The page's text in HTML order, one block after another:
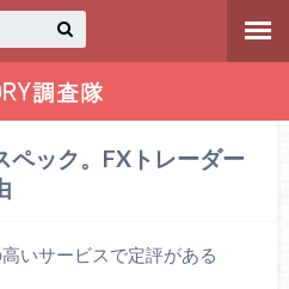
ック。FXトレーダー
いサービスで定評がある